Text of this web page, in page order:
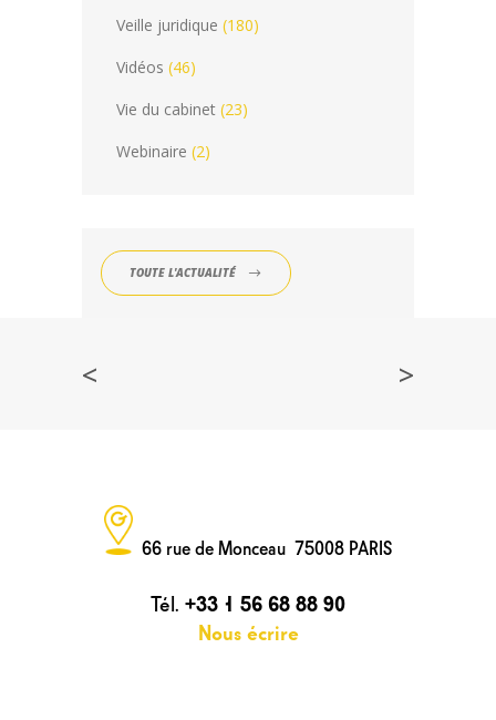
Veille juridique (180)
Vidéos (46)
Vie du cabinet (23)
Webinaire (2)
TOUTE L'ACTUALITÉ
< >
66 rue de Monceau 75008 PARIS
Tél. +33 1 56 68 88 90
Nous écrire